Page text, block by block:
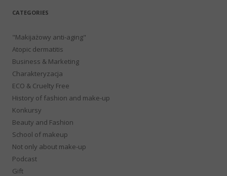
CATEGORIES
"Makijażowy anti-aging"
Atopic dermatitis
Business & Marketing
Charakteryzacja
ECO & Cruelty Free
History of fashion and make-up
Konkursy
Beauty and Fashion
School of makeup
Not only about make-up
Podcast
Gift